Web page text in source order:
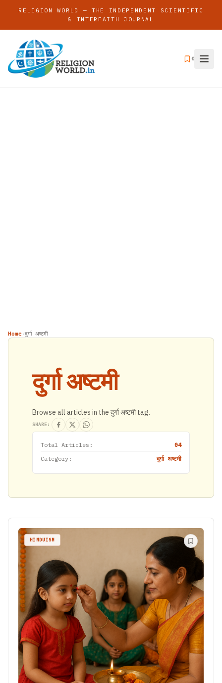
RELIGION WORLD — THE INDEPENDENT SCIENTIFIC
& INTERFAITH JOURNAL
0
Home›दुर्गा अष्टमी
दुर्गा अष्टमी
Browse all articles in the दुर्गा अष्टमी tag.
SHARE:
Total Articles:
04
Category:
दुर्गा अष्टमी
HINDUISM